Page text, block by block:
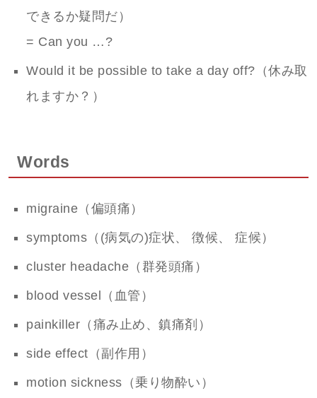
できるか疑問だ）
= Can you …?
Would it be possible to take a day off?（休み取
れますか？）
Words
migraine（偏頭痛）
symptoms（(病気の)症状、 徴候、 症候）
cluster headache（群発頭痛）
blood vessel（血管）
painkiller（痛み止め、鎮痛剤）
side effect（副作用）
motion sickness（乗り物酔い）